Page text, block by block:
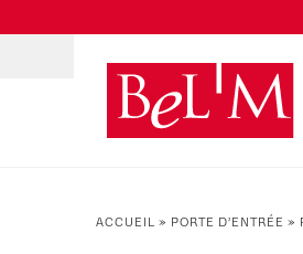
PAR TYPE
PAR TYPE
S'INSPIRER ET CHOISIR
ACCUEIL » PORTE D’ENTRÉE »